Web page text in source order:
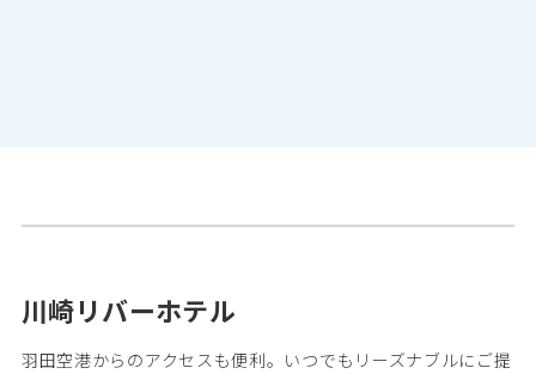
川崎リバーホテル
羽田空港からのアクセスも便利。いつでもリーズナブルにご提